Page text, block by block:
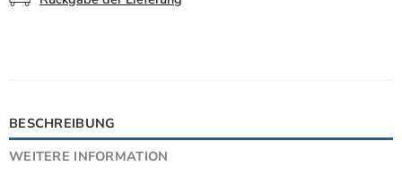
BESCHREIBUNG
WEITERE INFORMATION